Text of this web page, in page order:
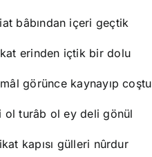
bâbından içeri geçtik
erinden içtik bir dolu
görünce kaynayıp coştu
ol turâb ol ey deli gönül
kapısı gülleri nûrdur